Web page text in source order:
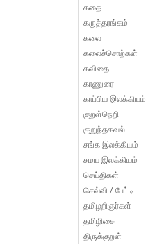
கதை
கருத்தரங்கம்
கலை
கலைச்சொற்கள்
கவிதை
காணுரை
காப்பிய இலக்கியம்
குறள்நெறி
குறுந்தகவல்
சங்க இலக்கியம்
சமய இலக்கியம்
செய்திகள்
செவ்வி / பேட்டி
தமிழறிஞர்கள்
தமிழிசை
திருக்குறள்